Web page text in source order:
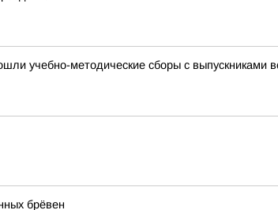
учебно-методические сборы с выпускниками
брёвен